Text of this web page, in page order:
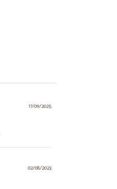
17/09/2025
02/08/2023